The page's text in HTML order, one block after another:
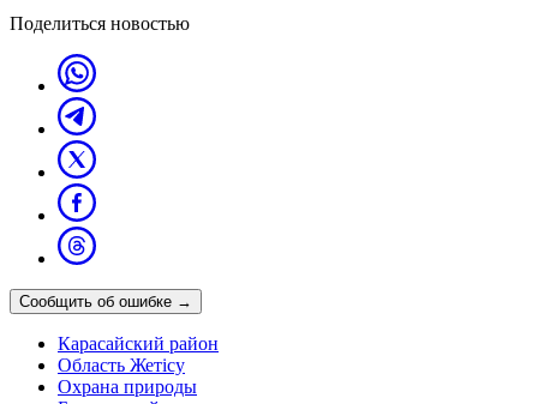
Поделиться новостью
Сообщить об ошибке →
Карасайский район
Область Жетісу
Охрана природы